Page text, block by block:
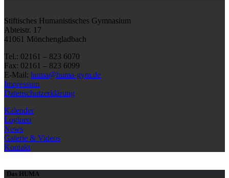
Stiftisches Humanistisches Gymnasium
Abteistr. 17
41061 Mönchengladbach
Tel.: 02161 – 823 6070
Fax: 02161 – 823 6099
E-Mail: huma@huma-gym.de
Impressum
Datenschutzerklärung
Kalender
Logineo
News
Galerie & Videos
Kontakt
Das HUMA